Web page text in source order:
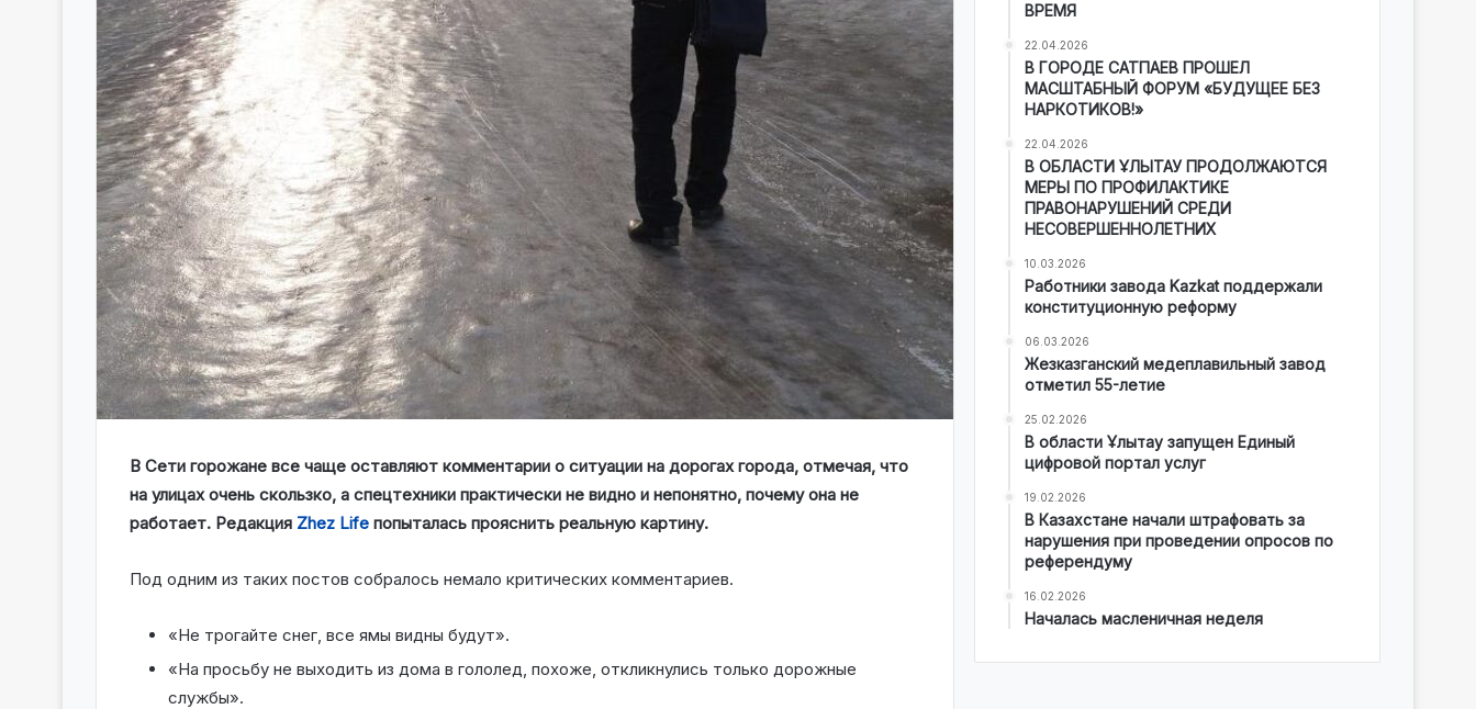
В Сети горожане все чаще оставляют комментарии о ситуации на дорогах города, отмечая, что
на улицах очень скользко, а спецтехники практически не видно и непонятно, почему она не
работает. Редакция Zhez Life попыталась прояснить реальную картину.
Под одним из таких постов собралось немало критических комментариев.
«Не трогайте снег, все ямы видны будут».
«На просьбу не выходить из дома в гололед, похоже, откликнулись только дорожные
службы».
ВРЕМЯ
22.04.2026
В ГОРОДЕ САТПАЕВ ПРОШЕЛ
МАСШТАБНЫЙ ФОРУМ «БУДУЩЕЕ БЕЗ
НАРКОТИКОВ!»
22.04.2026
В ОБЛАСТИ ҰЛЫТАУ ПРОДОЛЖАЮТСЯ
МЕРЫ ПО ПРОФИЛАКТИКЕ
ПРАВОНАРУШЕНИЙ СРЕДИ
НЕСОВЕРШЕННОЛЕТНИХ
10.03.2026
Работники завода Kazkat поддержали
конституционную реформу
06.03.2026
Жезказганский медеплавильный завод
отметил 55-летие
25.02.2026
В области Ұлытау запущен Единый
цифровой портал услуг
19.02.2026
В Казахстане начали штрафовать за
нарушения при проведении опросов по
референдуму
16.02.2026
Началась масленичная неделя